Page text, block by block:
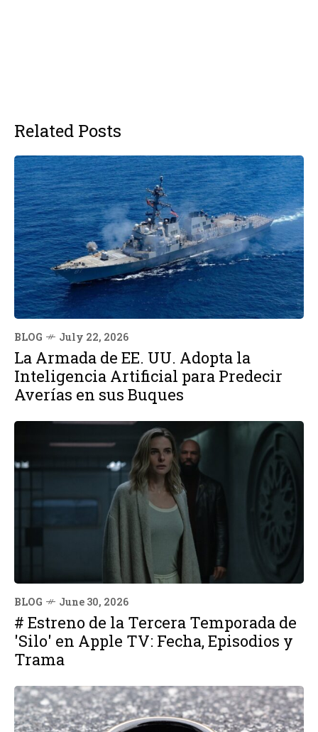
Related Posts
BLOG July 22, 2026
La Armada de EE. UU. Adopta la
Inteligencia Artificial para Predecir
Averías en sus Buques
BLOG June 30, 2026
# Estreno de la Tercera Temporada de
'Silo' en Apple TV: Fecha, Episodios y
Trama